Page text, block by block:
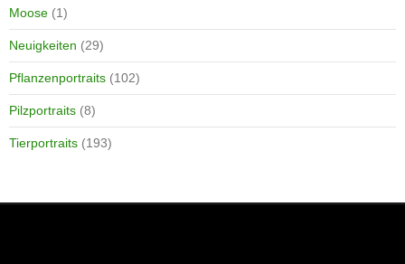
Moose (1)
Neuigkeiten (29)
Pflanzenportraits (102)
Pilzportraits (8)
Tierportraits (193)